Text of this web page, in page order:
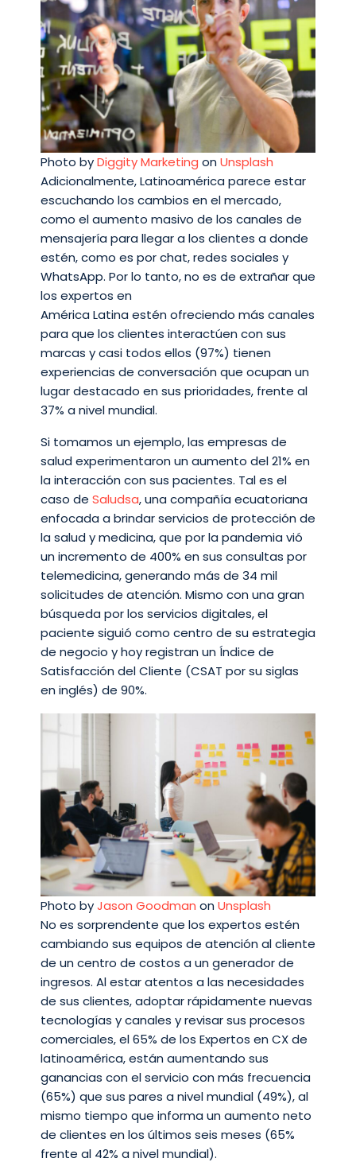
Photo byDiggity Marketing on Unsplash
Adicionalmente, Latinoamérica parece estar
escuchando los cambios en el mercado,
como el aumento masivo de los canales de
mensajería para llegar a los clientes a donde
estén, como es por chat, redes sociales y
WhatsApp. Por lo tanto, no es de extrañar que
los expertos en
América Latina estén ofreciendo más canales
para que los clientes interactúen con sus
marcas y casi todos ellos (97%) tienen
experiencias de conversación que ocupan un
lugar destacado en sus prioridades, frente al
37% a nivel mundial.
Si tomamos un ejemplo, las empresas de
salud experimentaron un aumento del 21% en
la interacción con sus pacientes. Tal es el
caso de Saludsa, una compañía ecuatoriana
enfocada a brindar servicios de protección de
la salud y medicina, que por la pandemia vió
un incremento de 400% en sus consultas por
telemedicina, generando más de 34 mil
solicitudes de atención. Mismo con una gran
búsqueda por los servicios digitales, el
paciente siguió como centro de su estrategia
de negocio y hoy registran un Índice de
Satisfacción del Cliente (CSAT por su siglas
en inglés) de 90%.
Photo byJason Goodman on Unsplash
No es sorprendente que los expertos estén
cambiando sus equipos de atención al cliente
de un centro de costos a un generador de
ingresos. Al estar atentos a las necesidades
de sus clientes, adoptar rápidamente nuevas
tecnologías y canales y revisar sus procesos
comerciales, el 65% de los Expertos en CX de
latinoamérica, están aumentando sus
ganancias con el servicio con más frecuencia
(65%) que sus pares a nivel mundial (49%), al
mismo tiempo que informa un aumento neto
de clientes en los últimos seis meses (65%
frente al 42% a nivel mundial).